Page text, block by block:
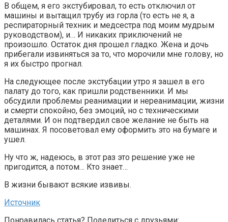
В общем, я его экстубировал, то есть отключил от
машины и вытащил трубу из горла (то есть не я, а
респираторный техник и медсестра под моим мудрым
руководством), и… И никаких приключений не
произошло. Остаток дня прошел гладко. Жена и дочь
прибегали извиняться за то, что морочили мне голову, но
я их быстро прогнал.
На следующее после экстубации утро я зашел в его
палату до того, как пришли родственники. И мы
обсудили проблемы реанимации и нереанимации, жизни
и смерти спокойно, без эмоций, но с техническими
деталями. И он подтвердил свое желание не быть на
машинах. Я посоветовал ему оформить это на бумаге и
ушел.
Ну что ж, надеюсь, в этот раз это решение уже не
пригодится, а потом… Кто знает…
В жизни бывают всякие извивы.
Источник